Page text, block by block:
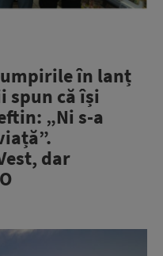
în lanț
spun că își
„Ni s-a
dar